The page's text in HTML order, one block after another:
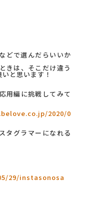
どで選んだらいいか
きは、そこだけ違う
と思います！
用編に挑戦してみて
2020/0
タグラマーになれる
29/instasonosa